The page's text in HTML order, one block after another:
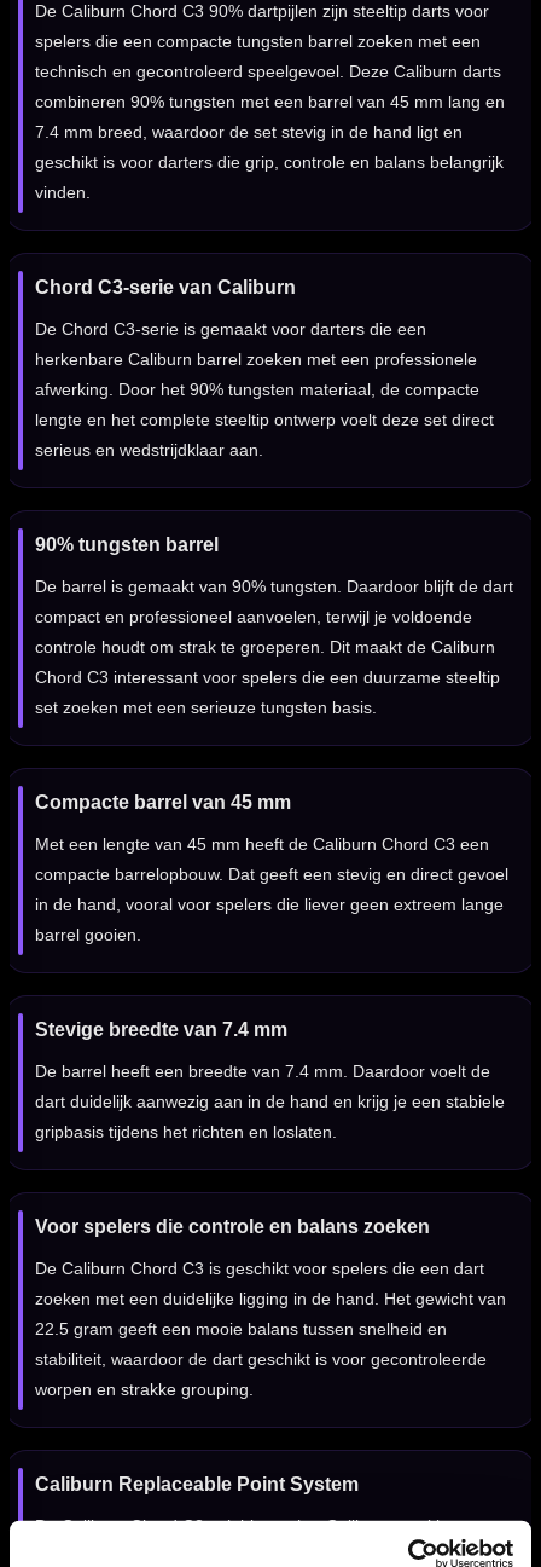
De Caliburn Chord C3 90% dartpijlen zijn steeltip darts voor
spelers die een compacte tungsten barrel zoeken met een
technisch en gecontroleerd speelgevoel. Deze Caliburn darts
combineren 90% tungsten met een barrel van 45 mm lang en
7.4 mm breed, waardoor de set stevig in de hand ligt en
geschikt is voor darters die grip, controle en balans belangrijk
vinden.
Chord C3-serie van Caliburn
De Chord C3-serie is gemaakt voor darters die een
herkenbare Caliburn barrel zoeken met een professionele
afwerking. Door het 90% tungsten materiaal, de compacte
lengte en het complete steeltip ontwerp voelt deze set direct
serieus en wedstrijdklaar aan.
90% tungsten barrel
De barrel is gemaakt van 90% tungsten. Daardoor blijft de dart
compact en professioneel aanvoelen, terwijl je voldoende
controle houdt om strak te groeperen. Dit maakt de Caliburn
Chord C3 interessant voor spelers die een duurzame steeltip
set zoeken met een serieuze tungsten basis.
Compacte barrel van 45 mm
Met een lengte van 45 mm heeft de Caliburn Chord C3 een
compacte barrelopbouw. Dat geeft een stevig en direct gevoel
in de hand, vooral voor spelers die liever geen extreem lange
barrel gooien.
Stevige breedte van 7.4 mm
De barrel heeft een breedte van 7.4 mm. Daardoor voelt de
dart duidelijk aanwezig aan in de hand en krijg je een stabiele
gripbasis tijdens het richten en loslaten.
Voor spelers die controle en balans zoeken
De Caliburn Chord C3 is geschikt voor spelers die een dart
zoeken met een duidelijke ligging in de hand. Het gewicht van
22.5 gram geeft een mooie balans tussen snelheid en
stabiliteit, waardoor de dart geschikt is voor gecontroleerde
worpen en strakke grouping.
Caliburn Replaceable Point System
De Caliburn Chord C3 valt binnen het Caliburn steeltip
assortiment waarbij het Caliburn Replaceable Point System